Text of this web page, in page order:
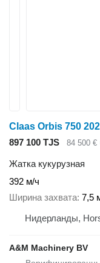
Claas Orbis 750
897 100 TJS
84 500 €
Жатка кукурузная
392 м/ч
Ширина захвата 7,5
Нидерланды,
A&M Machinery BV